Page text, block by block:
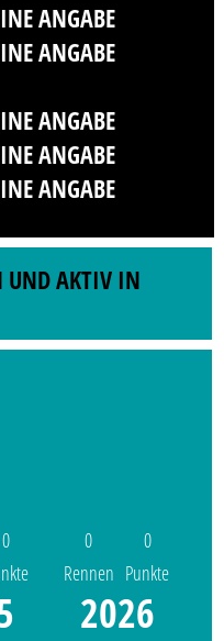
ANGABE
ANGABE
ANGABE
ANGABE
ANGABE
UND AKTIV IN
0
0
Rennen
0
Punkte
2026